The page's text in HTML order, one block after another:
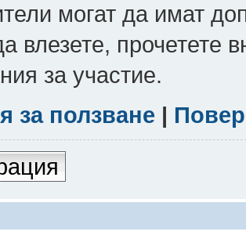
могат да имат
влезете, прочетете
за участие.
за ползване |